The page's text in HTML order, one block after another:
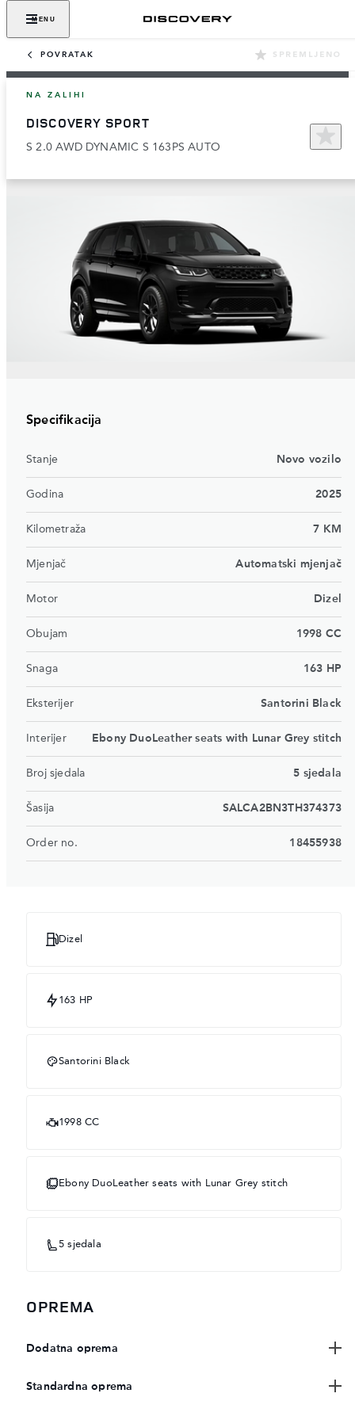
MENU
POVRATAK SPREMLJENO
NA ZALIHI
DISCOVERY SPORT
S 2.0 AWD DYNAMIC S 163PS AUTO
Specifikacija
Stanje Novo vozilo
Godina 2025
Kilometraža 7 KM
Mjenjač Automatski mjenjač
Motor Dizel
Obujam 1998 CC
Snaga 163 HP
Eksterijer Santorini Black
Interijer Ebony DuoLeather seats with Lunar Grey stitch
Broj sjedala 5 sjedala
Šasija SALCA2BN3TH374373
Order no. 18455938
Dizel
163 HP
Santorini Black
1998 CC
Ebony DuoLeather seats with Lunar Grey stitch
5 sjedala
OPREMA
Dodatna oprema
Standardna oprema